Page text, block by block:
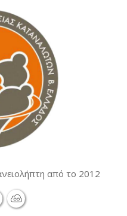
από το 2012